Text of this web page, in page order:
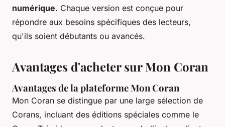
numérique. Chaque version est conçue pour
répondre aux besoins spécifiques des lecteurs,
qu'ils soient débutants ou avancés.
Avantages d'acheter sur Mon Coran
Avantages de la plateforme Mon Coran
Mon Coran se distingue par une large sélection de
Corans, incluant des éditions spéciales comme le